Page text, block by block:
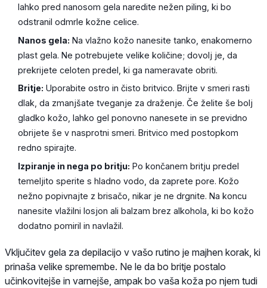
lahko pred nanosom gela naredite nežen piling, ki bo
odstranil odmrle kožne celice.
Nanos gela: Na vlažno kožo nanesite tanko, enakomerno
plast gela. Ne potrebujete velike količine; dovolj je, da
prekrijete celoten predel, ki ga nameravate obriti.
Britje: Uporabite ostro in čisto britvico. Brijte v smeri rasti
dlak, da zmanjšate tveganje za draženje. Če želite še bolj
gladko kožo, lahko gel ponovno nanesete in se previdno
obrijete še v nasprotni smeri. Britvico med postopkom
redno spirajte.
Izpiranje in nega po britju: Po končanem britju predel
temeljito sperite s hladno vodo, da zaprete pore. Kožo
nežno popivnajte z brisačo, nikar je ne drgnite. Na koncu
nanesite vlažilni losjon ali balzam brez alkohola, ki bo kožo
dodatno pomiril in navlažil.
Vključitev gela za depilacijo v vašo rutino je majhen korak, ki
prinaša velike spremembe. Ne le da bo britje postalo
učinkovitejše in varnejše, ampak bo vaša koža po njem tudi